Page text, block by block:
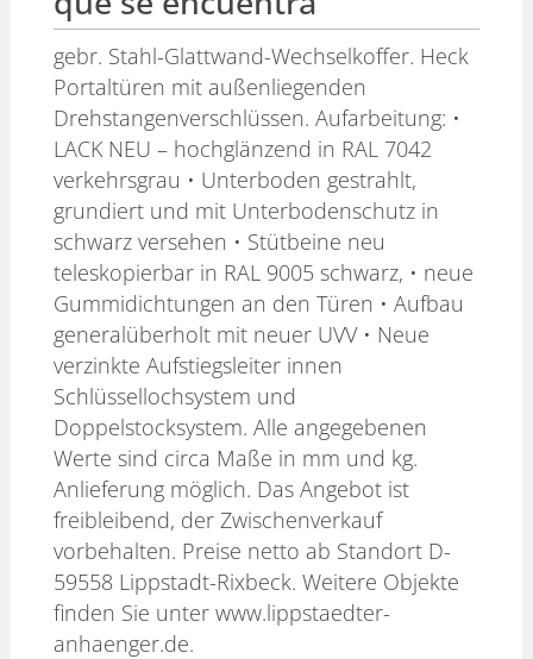
gebr. Stahl-Glattwand-Wechselkoffer. Heck
Portaltüren mit außenliegenden
Drehstangenverschlüssen. Aufarbeitung: •
LACK NEU – hochglänzend in RAL 7042
verkehrsgrau • Unterboden gestrahlt,
grundiert und mit Unterbodenschutz in
schwarz versehen • Stütbeine neu
teleskopierbar in RAL 9005 schwarz, • neue
Gummidichtungen an den Türen • Aufbau
generalüberholt mit neuer UVV • Neue
verzinkte Aufstiegsleiter innen
Schlüssellochsystem und
Doppelstocksystem. Alle angegebenen
Werte sind circa Maße in mm und kg.
Anlieferung möglich. Das Angebot ist
freibleibend, der Zwischenverkauf
vorbehalten. Preise netto ab Standort D-
59558 Lippstadt-Rixbeck. Weitere Objekte
finden Sie unter www.lippstaedter-
anhaenger.de.